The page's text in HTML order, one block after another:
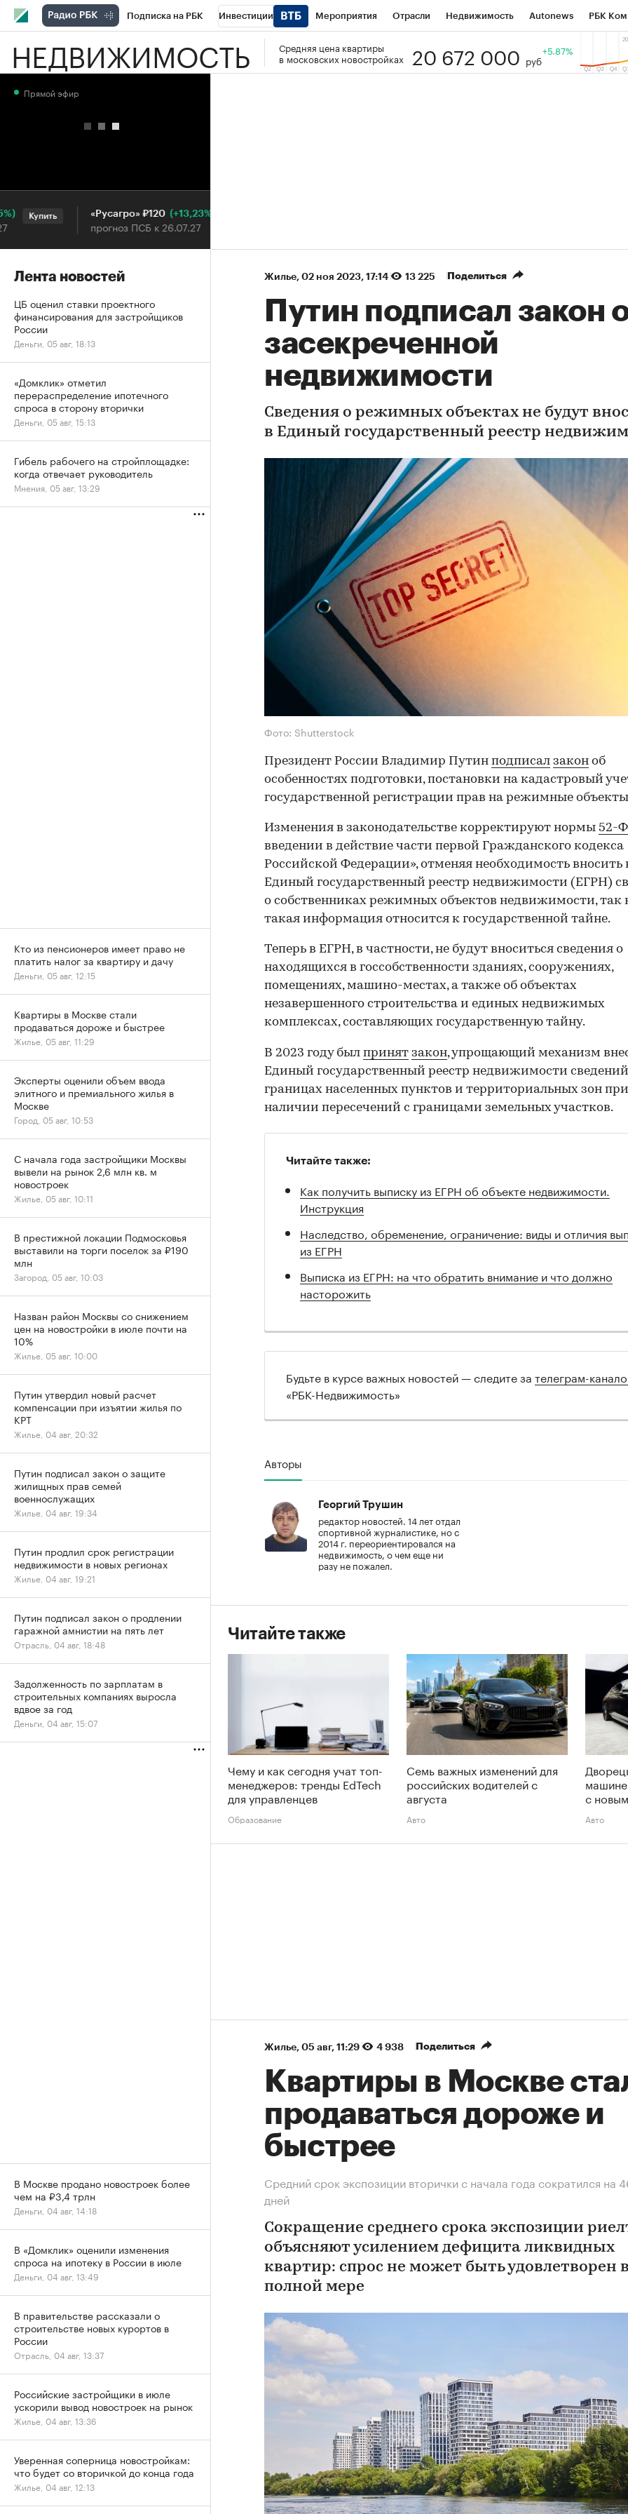
Подписка на РБК Инвестиции Мероприятия Отрасли Недвижимость Autonews РБК
РБК Вино Спорт Школа управления РБК РБК Образование Тренды
НЕДВИЖИМОСТЬ
Средняя цена квартиры
в московских новостройках
20 672 000 руб
+5.87%
Жилье⁠, 02 ноя 2023, 17:14 13 225 Поделиться
Путин подписал закон
засекреченной
недвижимости
Сведения о режимных объектах не будут
в Единый государственный реестр
Фото: Shutterstock
Президент России Владимир Путин подписал закон об
особенностях подготовки, постановки на кадастровый
государственной регистрации прав на режимные
Изменения в законодательстве корректируют нормы 52-
введении в действие части первой Гражданского кодекса
Российской Федерации», отменяя необходимость вносить
Единый государственный реестр недвижимости (ЕГРН)
о собственниках режимных объектов недвижимости, так
такая информация относится к государственной тайне.
Теперь в ЕГРН, в частности, не будут вноситься сведения о
находящихся в госсобственности зданиях, сооружениях,
помещениях, машино-местах, а также об объектах
незавершенного строительства и единых недвижимых
комплексах, составляющих государственную тайну.
00:00
В 2023 году был принят закон, упрощающий механизм
Единый государственный реестр недвижимости
границах населенных пунктов и территориальных зон при
наличии пересечений с границами земельных участков.
Читайте также:
Как получить выписку из ЕГРН об объекте недвижимости.
Инструкция
Наследство, обременение, ограничение: виды и отличия
из ЕГРН
Выписка из ЕГРН: на что обратить внимание и что должно
насторожить
Будьте в курсе важных новостей — следите за телеграм-
«РБК-Недвижимость»
Авторы
Георгий Трушин
редактор новостей. 14 лет отдал
спортивной журналистике, но с
2014 г. переориентировался на
недвижимость, о чем еще ни
разу не пожалел.
Читайте также
Чему и как сегодня учат топ-
менеджеров: тренды EdTech
для управленцев
Образование
Семь важных изменений для
российских водителей с
августа
Авто
с
Авто
Жилье⁠, 05 авг, 11:29 4 938 Поделиться
Квартиры в Москве
продаваться дороже и
быстрее
Средний срок экспозиции вторички с начала года сократился на
дней
Сокращение среднего срока экспозиции
объясняют усилением дефицита ликвидных
квартир: спрос не может быть удовлетворен
полной мере
Прямой эфир
Купить «Русагро» ₽120 (+13,23%)
прогноз ПСБ к 26.07.27
Лента новостей
ЦБ оценил ставки проектного
финансирования для застройщиков
России
Деньги, 05 авг, 18:13
«Домклик» отметил
перераспределение ипотечного
спроса в сторону вторички
Деньги, 05 авг, 15:13
Гибель рабочего на стройплощадке:
когда отвечает руководитель
Мнения, 05 авг, 13:29
Кто из пенсионеров имеет право не
платить налог за квартиру и дачу
Деньги, 05 авг, 12:15
Квартиры в Москве стали
продаваться дороже и быстрее
Жилье, 05 авг, 11:29
Эксперты оценили объем ввода
элитного и премиального жилья в
Москве
Город, 05 авг, 10:53
С начала года застройщики Москвы
вывели на рынок 2,6 млн кв. м
новостроек
Жилье, 05 авг, 10:11
В престижной локации Подмосковья
выставили на торги поселок за ₽190
млн
Загород, 05 авг, 10:03
Назван район Москвы со снижением
цен на новостройки в июле почти на
10%
Жилье, 05 авг, 10:00
Путин утвердил новый расчет
компенсации при изъятии жилья по
КРТ
Жилье, 04 авг, 20:32
Путин подписал закон о защите
жилищных прав семей
военнослужащих
Жилье, 04 авг, 19:34
Путин продлил срок регистрации
недвижимости в новых регионах
Жилье, 04 авг, 19:21
Путин подписал закон о продлении
гаражной амнистии на пять лет
Отрасль, 04 авг, 18:48
Задолженность по зарплатам в
строительных компаниях выросла
вдвое за год
Деньги, 04 авг, 15:07
В Москве продано новостроек более
чем на ₽3,4 трлн
Деньги, 04 авг, 14:18
В «Домклик» оценили изменения
спроса на ипотеку в России в июле
Деньги, 04 авг, 13:49
В правительстве рассказали о
строительстве новых курортов в
России
Отрасль, 04 авг, 13:37
Российские застройщики в июле
ускорили вывод новостроек на рынок
Жилье, 04 авг, 13:36
Уверенная соперница новостройкам:
что будет со вторичкой до конца года
Жилье, 04 авг, 12:13